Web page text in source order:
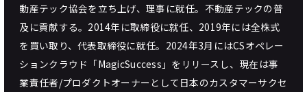
動産テック協会を立ち上げ、理事に就任。不動産テックの普
及に貢献する。2014年に取締役に就任、2019年には全株式
を買い取り、代表取締役に就任。2024年3月にはCSオペレー
ションクラウド「MagicSuccess」をリリースし、現在は事
業責任者/プロダクトオーナーとして日本のカスタマーサクセ